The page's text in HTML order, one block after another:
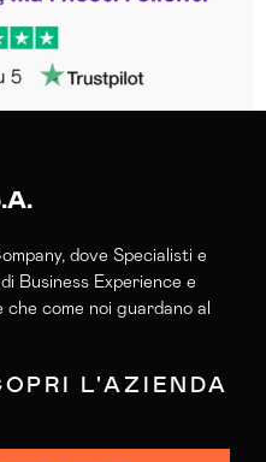
dove Specialisti e
Business Experience e
come noi guardano al
L'AZIENDA